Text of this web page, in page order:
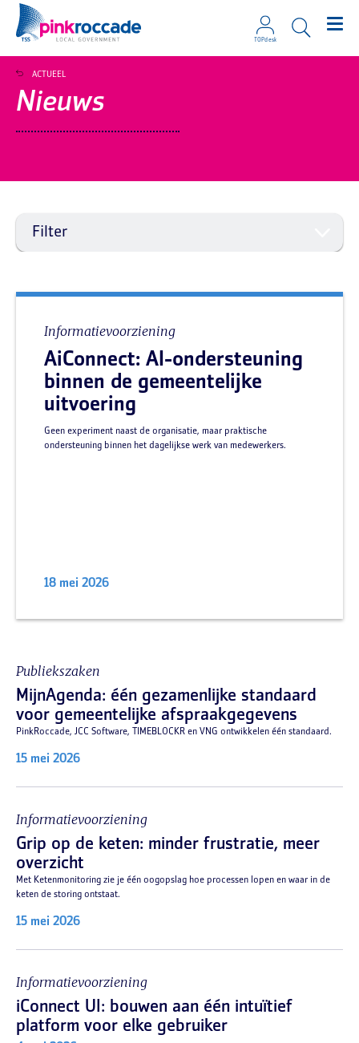
TOPdesk
Nieuws
ACTUEEL
Filter
Informatievoorziening
AiConnect: AI-ondersteuning
binnen de gemeentelijke
uitvoering
Geen experiment naast de organisatie, maar praktische
ondersteuning binnen het dagelijkse werk van medewerkers.
18 mei 2026
Publiekszaken
MijnAgenda: één gezamenlijke standaard
voor gemeentelijke afspraakgegevens
PinkRoccade, JCC Software, TIMEBLOCKR en VNG ontwikkelen één standaard.
15 mei 2026
Informatievoorziening
Grip op de keten: minder frustratie, meer
overzicht
Met Ketenmonitoring zie je één oogopslag hoe processen lopen en waar in de
keten de storing ontstaat.
15 mei 2026
Informatievoorziening
iConnect UI: bouwen aan één intuïtief
platform voor elke gebruiker